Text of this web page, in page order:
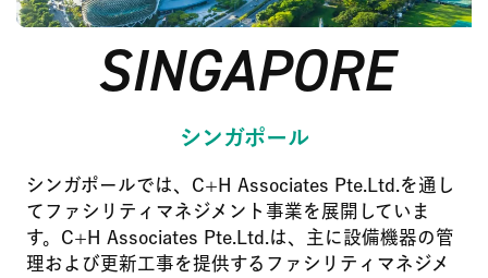
SINGAPORE
シンガポール
シンガポールでは、C+H Associates Pte.Ltd.を通し
てファシリティマネジメント事業を展開していま
す。C+H Associates Pte.Ltd.は、主に設備機器の管
理および更新工事を提供するファシリティマネジメ